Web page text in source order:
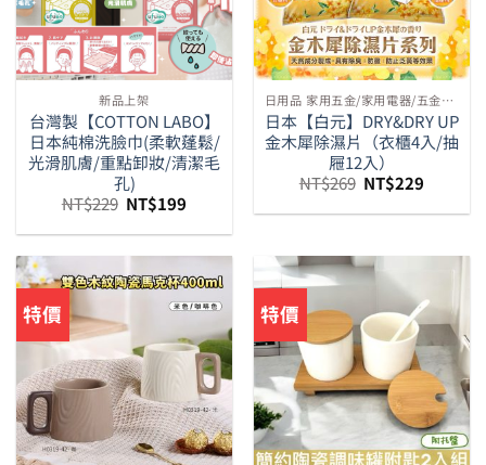
新品上架
台灣製【COTTON LABO】
日本純棉洗臉巾(柔軟蓬鬆/
光滑肌膚/重點卸妝/清潔毛
孔)
NT$229 原
始
價
NT$229。
NT$199
價
NT$199。
日用品 家用五金/家用電器/五金百貨等周邊
日本【白元】DRY&DRY UP
金木犀除濕片（衣櫃4入/抽
屜12入）
NT$269 原
始
價
NT$229
價
特價 特價